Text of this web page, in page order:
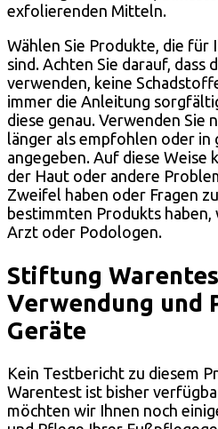
exfolierenden Mitteln.
Wählen Sie Produkte, die
sind. Achten Sie darauf, dass
verwenden, keine
immer die Anleitung
diese genau. Verwenden Sie
länger als empfohlen oder in
angegeben. Auf diese Weise
der Haut oder andere
Zweifel haben oder Fragen
bestimmten Produkts haben,
Arzt oder Podologen.
Stiftung
Verwendung und
Geräte
Kein Testbericht zu diesem
Warentest ist bisher
möchten wir Ihnen noch